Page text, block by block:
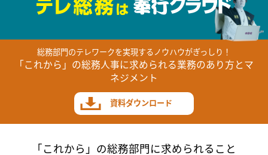
総務部門のテレワークを実現するノウハウがぎっしり！
「これから」の総務人事に求められる業務のあり方とマ
ネジメント
資料ダウンロード
「これから」の総務部門に求められること